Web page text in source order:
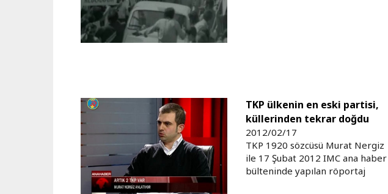
TKP ülkenin en eski partisi,
küllerinden tekrar doğdu
2012/02/17
TKP 1920 sözcüsü Murat Nergiz
ile 17 Şubat 2012 IMC ana haber
bülteninde yapılan röportaj